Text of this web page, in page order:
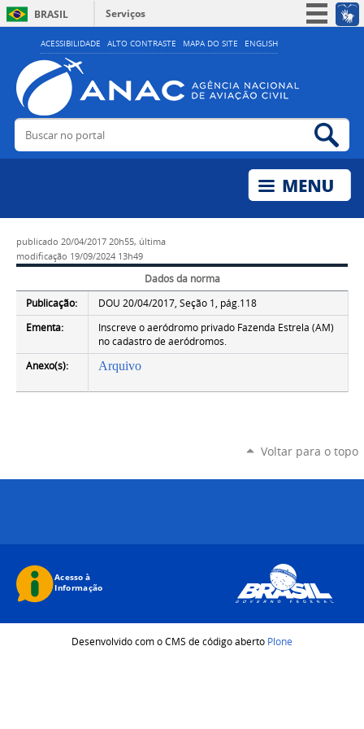
ACESSIBILIDADE ALTO CONTRASTE MAPA DO SITE ENGLISH
BRASIL
Serviços
Simplifique!
Acesso à informação
Legislação
Buscar no portal
publicado 20/04/2017 20h55, última
modificação 19/09/2024 13h49
Dados da norma
Publicação:
DOU 20/04/2017, Seção 1, pág.118
Ementa:
Inscreve o aeródromo privado Fazenda Estrela (AM)
no cadastro de aeródromos.
Anexo(s):
Arquivo
Voltar para o topo
Desenvolvido com o CMS de código aberto Plone